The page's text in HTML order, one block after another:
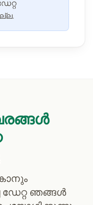
ഡേറ്റ ഞങ്ങൾ